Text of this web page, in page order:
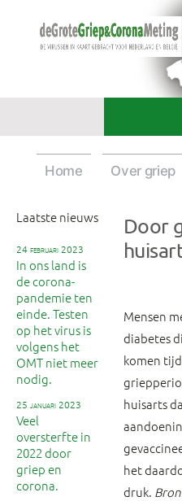
Home Over griep
Laatste nieuws
24 februari 2023
In ons land is
de corona-
pandemie ten
einde. Testen
op het virus is
volgens het
OMT niet meer
nodig.
25 januari 2023
Veel
oversterfte in
2022 door
griep en
corona.
Door
Mensen
diabetes
komen
huisarts
het
druk.